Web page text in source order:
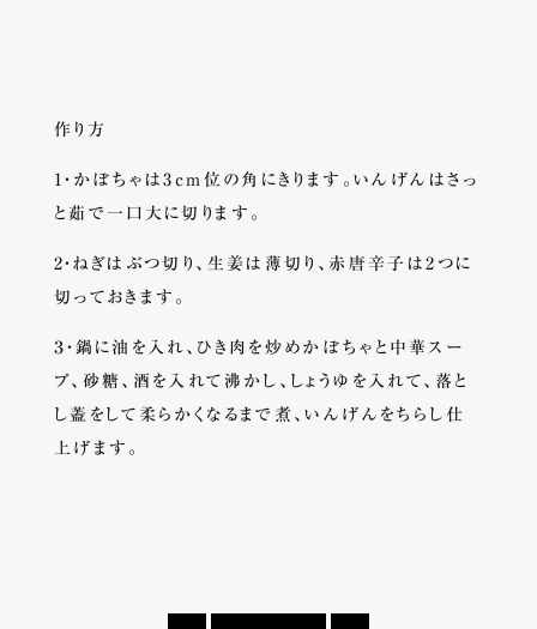
作り方
1・かぼちゃは3cm位の角にきります。いんげんはさっ
と茹で一口大に切ります。
2・ねぎはぶつ切り、生姜は薄切り、赤唐辛子は2つに
切っておきます。
３・鍋に油を入れ、ひき肉を炒めかぼちゃと中華スー
プ、砂糖、酒を入れて沸かし、しょうゆを入れて、落と
し蓋をして柔らかくなるまで煮、いんげんをちらし仕
上げます。